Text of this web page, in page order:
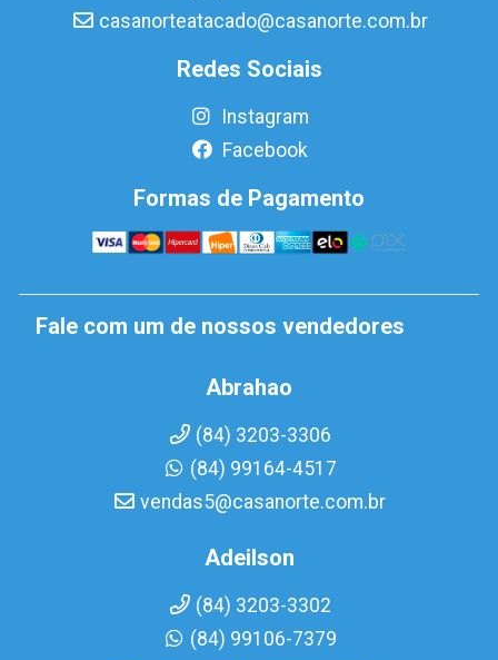
casanorteatacado@casanorte.com.br
Redes Sociais
Instagram
Facebook
Formas de Pagamento
Fale com um de nossos vendedores
Abrahao
(84) 3203-3306
(84) 99164-4517
vendas5@casanorte.com.br
Adeilson
(84) 3203-3302
(84) 99106-7379